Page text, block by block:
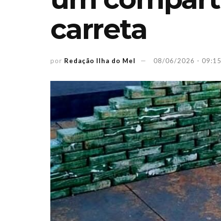
carreta
por Redação Ilha do Mel 08/06/2026 - 09:15